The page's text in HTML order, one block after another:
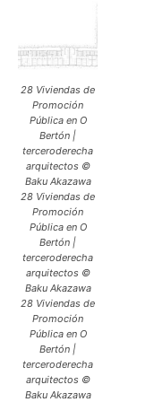
28 Viviendas de
Promoción
Pública en O
Bertón |
terceroderecha
arquitectos ©
Baku Akazawa
28 Viviendas de
Promoción
Pública en O
Bertón |
terceroderecha
arquitectos ©
Baku Akazawa
28 Viviendas de
Promoción
Pública en O
Bertón |
terceroderecha
arquitectos ©
Baku Akazawa